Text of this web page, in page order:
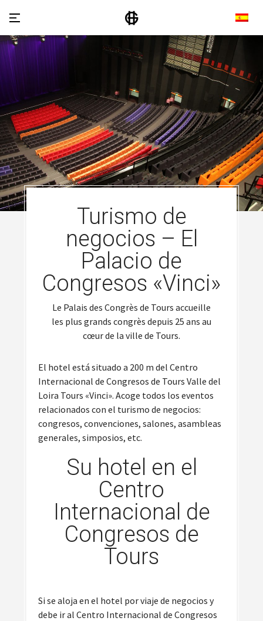
Turismo de
negocios – El
Palacio de
Congresos «Vinci»
Le Palais des Congrès de Tours accueille
les plus grands congrès depuis 25 ans au
cœur de la ville de Tours.
El hotel está situado a 200 m del Centro
Internacional de Congresos de Tours Valle del
Loira Tours «Vinci». Acoge todos los eventos
relacionados con el turismo de negocios:
congresos, convenciones, salones, asambleas
generales, simposios, etc.
Su hotel en el
Centro
Internacional de
Congresos de
Tours
Si se aloja en el hotel por viaje de negocios y
debe ir al Centro Internacional de Congresos